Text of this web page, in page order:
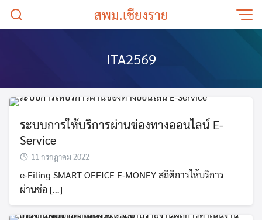
Skip
สพม.เชียงราย
ITA2569
ระบบการให้บริการผ่านช่องทางออนไลน์ E-
Service
11 กรกฎาคม 2022
e-Filing SMART OFFICE E-MONEY สถิติการให้บริการ
ผ่านช่อ […]